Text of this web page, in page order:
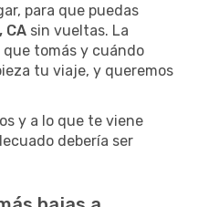
para que puedas
CA sin vueltas. La
tomás y cuándo
tu viaje, y queremos
y a lo que te viene
debería ser